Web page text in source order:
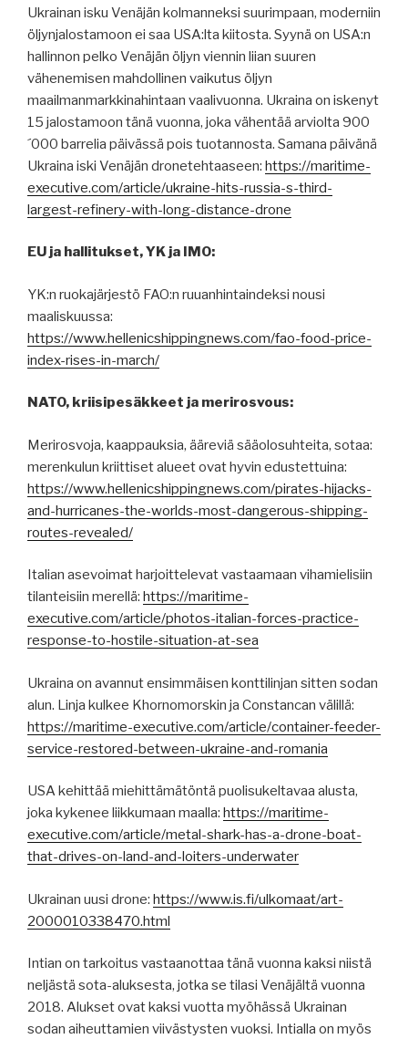
Ukrainan isku Venäjän kolmanneksi suurimpaan, moderniin
öljynjalostamoon ei saa USA:lta kiitosta. Syynä on USA:n
hallinnon pelko Venäjän öljyn viennin liian suuren
vähenemisen mahdollinen vaikutus öljyn
maailmanmarkkinahintaan vaalivuonna. Ukraina on iskenyt
15 jalostamoon tänä vuonna, joka vähentää arviolta 900
´000 barrelia päivässä pois tuotannosta. Samana päivänä
Ukraina iski Venäjän dronetehtaaseen: https://maritime-
executive.com/article/ukraine-hits-russia-s-third-
largest-refinery-with-long-distance-drone
EU ja hallitukset, YK ja IMO:
YK:n ruokajärjestö FAO:n ruuanhintaindeksi nousi
maaliskuussa:
https://www.hellenicshippingnews.com/fao-food-price-
index-rises-in-march/
NATO, kriisipesäkkeet ja merirosvous:
Merirosvoja, kaappauksia, ääreviä sääolosuhteita, sotaa:
merenkulun kriittiset alueet ovat hyvin edustettuina:
https://www.hellenicshippingnews.com/pirates-hijacks-
and-hurricanes-the-worlds-most-dangerous-shipping-
routes-revealed/
Italian asevoimat harjoittelevat vastaamaan vihamielisiin
tilanteisiin merellä: https://maritime-
executive.com/article/photos-italian-forces-practice-
response-to-hostile-situation-at-sea
Ukraina on avannut ensimmäisen konttilinjan sitten sodan
alun. Linja kulkee Khornomorskin ja Constancan välillä:
https://maritime-executive.com/article/container-feeder-
service-restored-between-ukraine-and-romania
USA kehittää miehittämätöntä puolisukeltavaa alusta,
joka kykenee liikkumaan maalla: https://maritime-
executive.com/article/metal-shark-has-a-drone-boat-
that-drives-on-land-and-loiters-underwater
Ukrainan uusi drone: https://www.is.fi/ulkomaat/art-
2000010338470.html
Intian on tarkoitus vastaanottaa tänä vuonna kaksi niistä
neljästä sota-aluksesta, jotka se tilasi Venäjältä vuonna
2018. Alukset ovat kaksi vuotta myöhässä Ukrainan
sodan aiheuttamien viivästysten vuoksi. Intialla on myös